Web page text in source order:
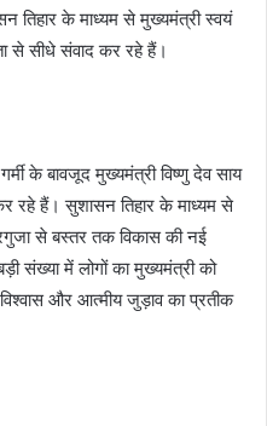
तिहार के माध्यम से मुख्यमंत्री स्वयं
से सीधे संवाद कर रहे हैं।
के बावजूद मुख्यमंत्री विष्णु देव साय
रहे हैं। सुशासन तिहार के माध्यम से
से बस्तर तक विकास की नई
संख्या में लोगों का मुख्यमंत्री को
और आत्मीय जुड़ाव का प्रतीक